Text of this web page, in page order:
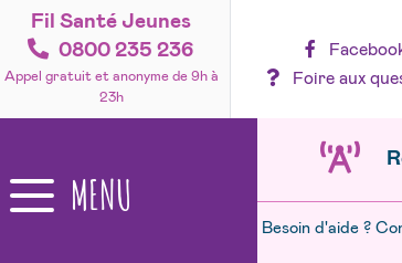
Fil Santé Jeunes
0800 235 236
Appel gratuit et anonyme de 9h à
23h
Foire aux
MENU
Besoin d'aide ?